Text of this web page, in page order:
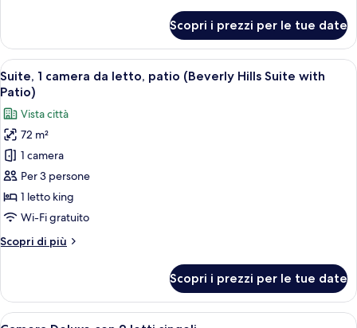
Presidenziale
Scopri i prezzi per le tue date
Apri
tutte
le
foto
per
Suite,
1
camera
da
patio
Suite
with
Un balcone con tavolo e sedie, vista
10
Suite, 1 camera da letto, patio (Beverly Hills Suite with
Patio)
Vista città
72 m²
1 camera
Per 3 persone
1 letto king
Wi-Fi gratuito
Scopri di più
Altri
1
camera
Scopri i prezzi per le tue date
Apri
Camera d'albergo con due letti, una